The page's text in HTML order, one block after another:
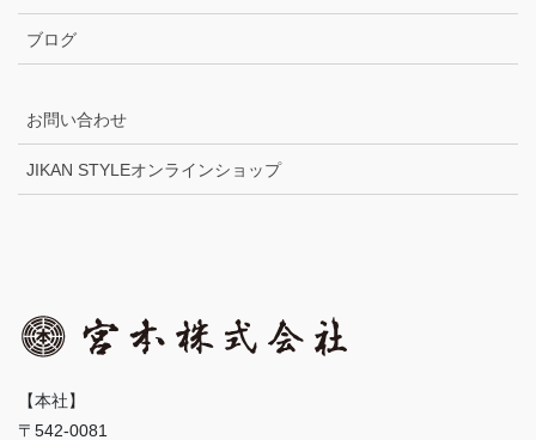
ブログ
お問い合わせ
JIKAN STYLEオンラインショップ
【本社】
〒542-0081